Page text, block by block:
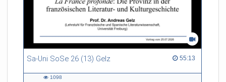
Sa-Uni SoSe 26 (13) Gelz 55:13
55:13 duration
1098